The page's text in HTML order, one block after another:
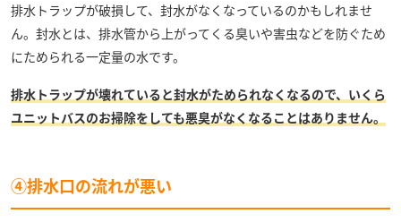
排水トラップが破損して、封水がなくなっているのかもしれませ
ん。封水とは、排水管から上がってくる臭いや害虫などを防ぐため
にためられる一定量の水です。
排水トラップが壊れていると封水がためられなくなるので、いくら
ユニットバスのお掃除をしても悪臭がなくなることはありません。
④排水口の流れが悪い